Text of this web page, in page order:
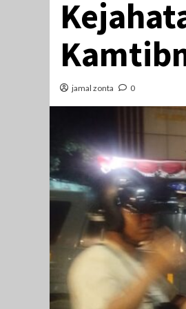
jamal zonta 0